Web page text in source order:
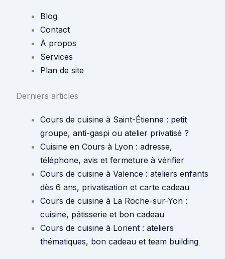
Blog
Contact
À propos
Services
Plan de site
Derniers articles
Cours de cuisine à Saint-Étienne : petit
groupe, anti-gaspi ou atelier privatisé ?
Cuisine en Cours à Lyon : adresse,
téléphone, avis et fermeture à vérifier
Cours de cuisine à Valence : ateliers enfants
dès 6 ans, privatisation et carte cadeau
Cours de cuisine à La Roche-sur-Yon :
cuisine, pâtisserie et bon cadeau
Cours de cuisine à Lorient : ateliers
thématiques, bon cadeau et team building